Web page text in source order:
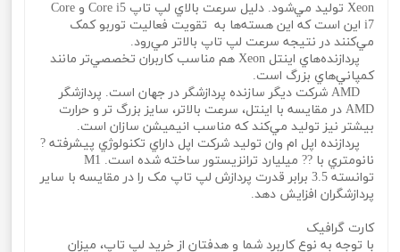
Xeon توليد مي‌شود. دليل سرعت بالاي لپ تاپ Core i5 و Core
i7 اين است که اين هسته‌ها به تقويت فعاليت توربو کمک
مي‌کنند در نتيجه سرعت لپ تاپ بالاتر مي‌رود.
پردازنده‌هاي اينتل Xeon هم مناسب کاربران تخصصي‌تر مانند
کمپاني‌هاي بزرگ است.
AMD شرکت ديگر سازنده پردازشگر در جهان است. پردازشگر
AMD در مقايسه با اينتل، سرعت بالاتر، سايز بزرگ تر و حرارت
بيشتر نيز توليد مي‌کند که مناسب انيميشن سازان است.
پردازنده اپل ام وان توليد شرکت اپل داراي تکنولوژي پيشرفته ?
نانومتري با ?? ميليارد ترانزيستور ساخته شده است. M1
توانسته 3.5 برابر قدرت پردازش لپ تاپ مک را در مقايسه با ساير
پردازشگران افزايش دهد.
کارت گرافيک
با توجه به نوع کاربرد شما و هدفتان از خريد لپ تاپ، ميزان